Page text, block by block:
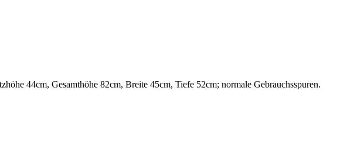
44cm, Gesamthöhe 82cm, Breite 45cm, Tiefe 52cm; normale Gebrauchsspuren.